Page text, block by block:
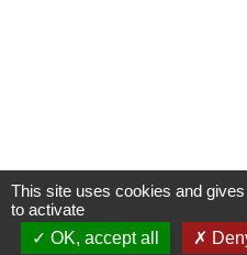
This site uses cookies and
to activate
OK, accept all